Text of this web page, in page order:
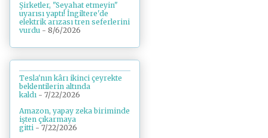
Şirketler, "Seyahat etmeyin"
uyarısı yaptı! İngiltere'de
elektrik arızası tren seferlerini
vurdu - 8/6/2026
Tesla'nın kârı ikinci çeyrekte
beklentilerin altında
kaldı - 7/22/2026
Amazon, yapay zeka biriminde
işten çıkarmaya
gitti - 7/22/2026